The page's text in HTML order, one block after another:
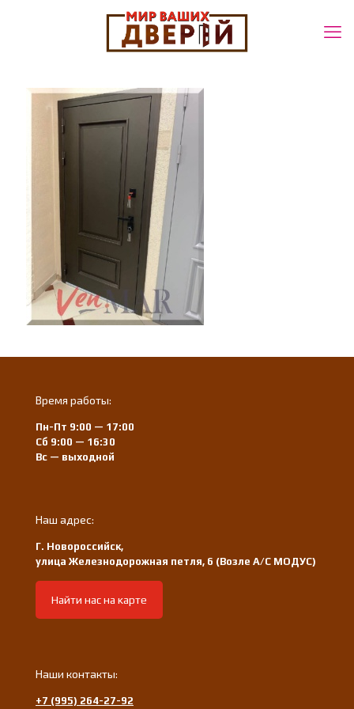
Время работы:
Пн-Пт 9:00 — 17:00
Сб 9:00 — 16:30
Вс — выходной
Наш адрес:
Г. Новороссийск,
улица Железнодорожная петля, 6 (Возле А/С МОДУС)
Найти нас на карте
Наши контакты:
+7 (995) 264-27-92